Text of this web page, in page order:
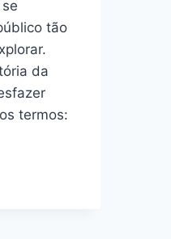
tão
da
termos: